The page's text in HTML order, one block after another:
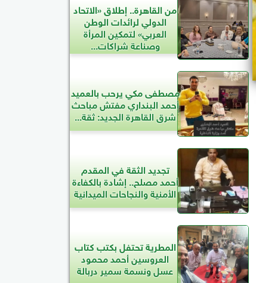
من القاهرة.. إطلاق «الاتحاد
الدولي لرائدات الوطن
العربي» لتمكين المرأة
وصناعة شراكات...
مصطفى مكي يرحب بالعميد
أحمد البنداري مفتش مباحث
شرق القاهرة الجديد: ثقة...
تجديد الثقة في المقدم
أحمد مصلح.. إشادة بالكفاءة
الأمنية والنجاحات الميدانية
المطرية تحتفل بكتب كتاب
العروسين أحمد محمود
عسل ونسمة سمير دربالة